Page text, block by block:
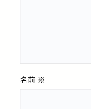
名前 ※